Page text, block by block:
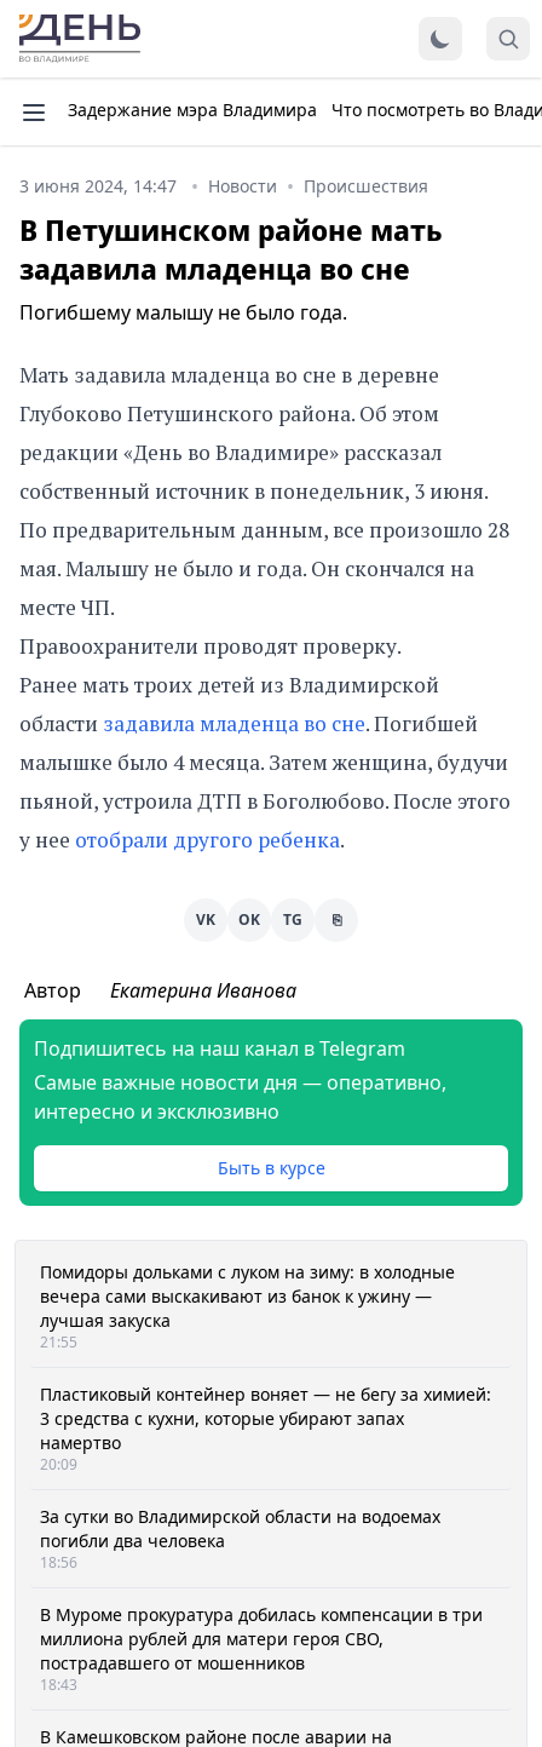
Задержание мэра Владимира Что посмотреть во
3 июня 2024, 14:47 Новости Происшествия
В Петушинском районе мать
задавила младенца во сне
Погибшему малышу не было года.
Мать задавила младенца во сне в деревне
Глубоково Петушинского района. Об этом
редакции «День во Владимире» рассказал
собственный источник в понедельник, 3 июня.
По предварительным данным, все произошло 28
мая. Малышу не было и года. Он скончался на
месте ЧП.
Правоохранители проводят проверку.
Ранее мать троих детей из Владимирской
области задавила младенца во сне. Погибшей
малышке было 4 месяца. Затем женщина, будучи
пьяной, устроила ДТП в Боголюбово. После этого
у нее отобрали другого ребенка.
VK OK TG ⎘
Автор Екатерина Иванова
Подпишитесь на наш канал в Telegram
Самые важные новости дня — оперативно,
интересно и эксклюзивно
Быть в курсе
Помидоры дольками с луком на зиму: в холодные
вечера сами выскакивают из банок к ужину —
лучшая закуска
21:55
Пластиковый контейнер воняет — не бегу за химией:
3 средства с кухни, которые убирают запах
намертво
20:09
За сутки во Владимирской области на водоемах
погибли два человека
18:56
В Муроме прокуратура добилась компенсации в три
миллиона рублей для матери героя СВО,
пострадавшего от мошенников
18:43
В Камешковском районе после аварии на